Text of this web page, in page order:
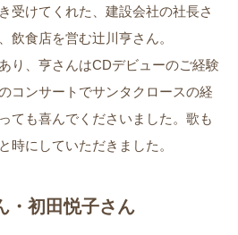
受けてくれた、建設会社の社長さ
飲食店を営む辻川亨さん。
り、亨さんはCDデビューのご経験
コンサートでサンタクロースの経
ても喜んでくださいました。歌も
時にしていただきました。
・初田悦子さん